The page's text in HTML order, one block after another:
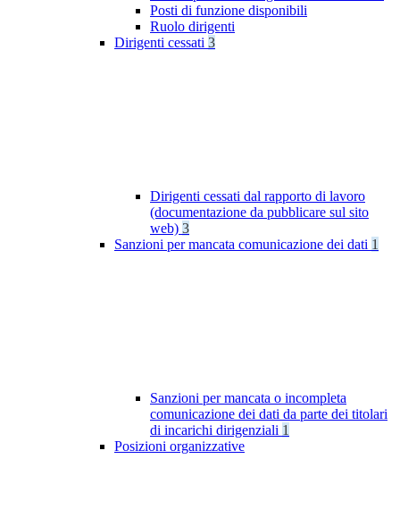
Posti di funzione disponibili
Ruolo dirigenti
Dirigenti cessati 3
Dirigenti cessati dal rapporto di lavoro
(documentazione da pubblicare sul sito
web) 3
Sanzioni per mancata comunicazione dei dati 1
Sanzioni per mancata o incompleta
comunicazione dei dati da parte dei titolari
di incarichi dirigenziali 1
Posizioni organizzative